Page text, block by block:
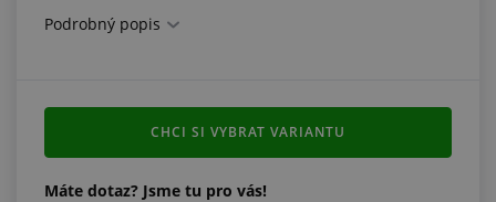
Níže uvedené hodnoty uvádí závislost pracovního
40 °C - 72 % pracovního tlaku
50 °C - 64 % pracovního tlaku
60 °C - 47 % pracovního tlaku
Podrobný popis
Máte dotaz? Jsme tu pro vás!
CHCI SI VYBRAT VARIANTU